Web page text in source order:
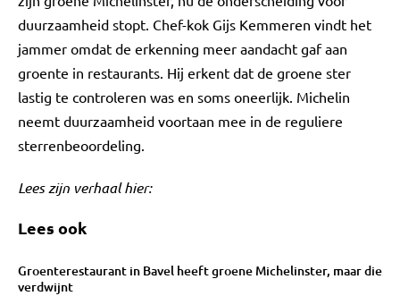
duurzaamheid stopt. Chef-kok Gijs Kemmeren vindt het
jammer omdat de erkenning meer aandacht gaf aan
groente in restaurants. Hij erkent dat de groene ster
lastig te controleren was en soms oneerlijk. Michelin
neemt duurzaamheid voortaan mee in de reguliere
sterrenbeoordeling.
Lees zijn verhaal hier:
Lees ook
Groenterestaurant in Bavel heeft groene Michelinster, maar die
verdwijnt